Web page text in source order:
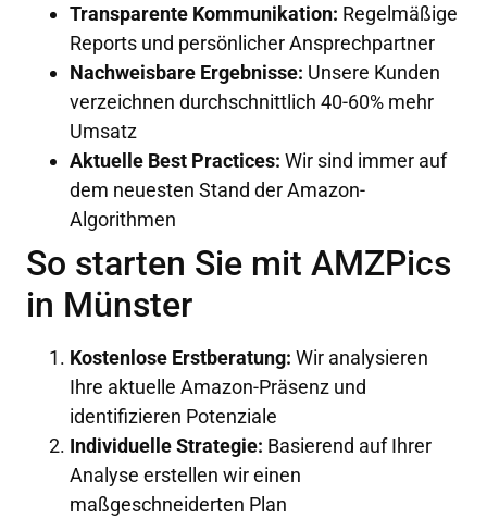
Transparente Kommunikation: Regelmäßige
Reports und persönlicher Ansprechpartner
Nachweisbare Ergebnisse: Unsere Kunden
verzeichnen durchschnittlich 40-60% mehr
Umsatz
Aktuelle Best Practices: Wir sind immer auf
dem neuesten Stand der Amazon-
Algorithmen
So starten Sie mit AMZPics
in Münster
Kostenlose Erstberatung: Wir analysieren
Ihre aktuelle Amazon-Präsenz und
identifizieren Potenziale
Individuelle Strategie: Basierend auf Ihrer
Analyse erstellen wir einen
maßgeschneiderten Plan